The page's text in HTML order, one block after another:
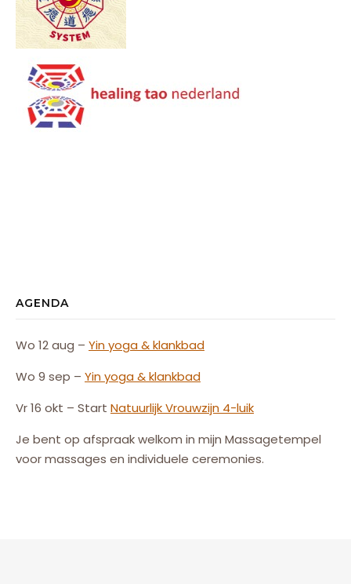
AGENDA
Wo 12 aug – Yin yoga & klankbad
Wo 9 sep – Yin yoga & klankbad
Vr 16 okt – Start NatuurlijkVrouwzijn 4-luik
Je bent op afspraak welkom in mijn Massagetempel
voor massages en individuele ceremonies.